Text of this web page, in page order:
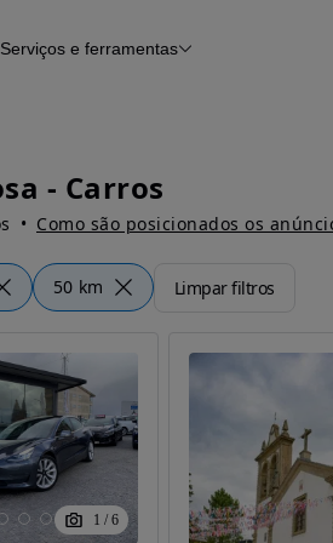
Serviços e ferramentas
- Carros
Como são posicionados os
50 km Limpar filtros
1 / 6